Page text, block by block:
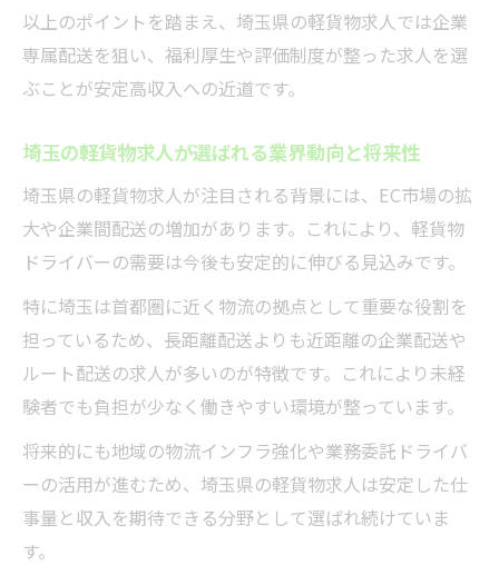
柔軟な働き方なら軽貨物業務委託が最適
軽貨物求人で叶う業務委託ならではの柔軟
な働き方
の魅力
副業やWワークOKな軽貨物求人の活用ポイ
ント
軽貨物業務委託で実現する生活の理想的な
両立法
直行直帰ができる軽貨物求人の特徴と安心
感
あなたに合う軽貨物求人を見極めるコツ
軽貨物求人選びで失敗しない見極め方のポ
イント
埼玉の軽貨物求人比較で自分に合う案件を
以上のポイントを踏まえ、埼玉県の軽貨物求人では企業
専属配送を狙い、福利厚生や評価制度が整った求人を選
ぶことが安定高収入への近道です。
埼玉の軽貨物求人が選ばれる業界動向と将来性
埼玉県の軽貨物求人が注目される背景には、EC市場の拡
大や企業間配送の増加があります。これにより、軽貨物
ドライバーの需要は今後も安定的に伸びる見込みです。
特に埼玉は首都圏に近く物流の拠点として重要な役割を
担っているため、長距離配送よりも近距離の企業配送や
ルート配送の求人が多いのが特徴です。これにより未経
験者でも負担が少なく働きやすい環境が整っています。
将来的にも地域の物流インフラ強化や業務委託ドライバ
ーの活用が進むため、埼玉県の軽貨物求人は安定した仕
事量と収入を期待できる分野として選ばれ続けていま
す。